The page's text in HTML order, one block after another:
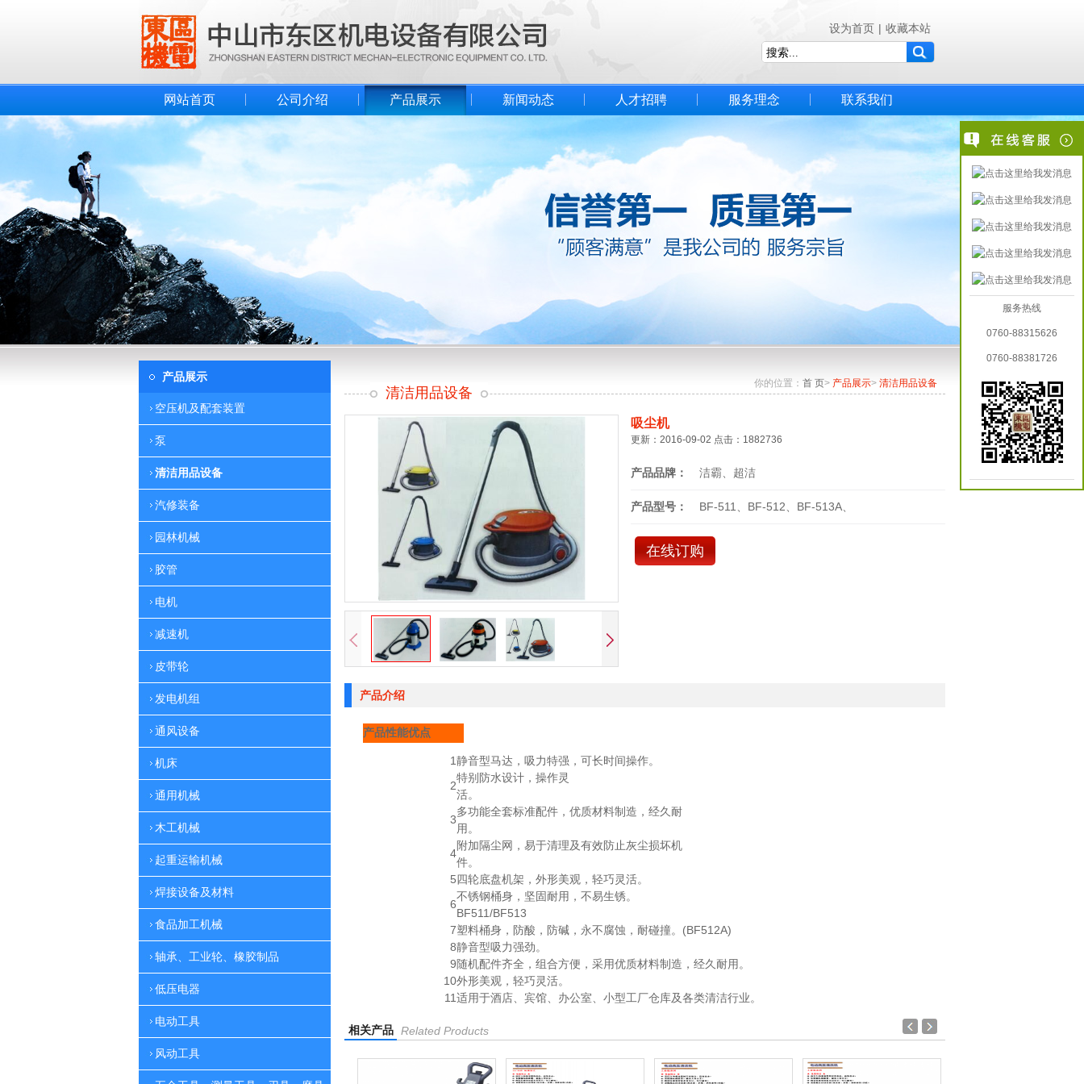
设为首页 | 收藏本站
网站首页 公司介绍 产品展示 新闻动态 人才招聘 服务理念 联系我们
产品展示
空压机及配套装置
泵
清洁用品设备
汽修装备
园林机械
胶管
电机
减速机
皮带轮
发电机组
通风设备
机床
通用机械
木工机械
起重运输机械
焊接设备及材料
食品加工机械
轴承、工业轮、橡胶制品
低压电器
电动工具
风动工具
你的位置： 首 页> 产品展示> 清洁用品设备
清洁用品设备
吸尘机
更新：2016-09-02 点击：1882736
产品品牌： 洁霸、超洁
产品型号： BF-511、BF-512、BF-513A、
在线订购
产品介绍
产品性能优点
1静音型马达，吸力特强，可长时间操作。
2
特别防水设计，操作灵
活。
3
多功能全套标准配件，优质材料制造，经久耐
用。
4
附加隔尘网，易于清理及有效防止灰尘损坏机
件。
5四轮底盘机架，外形美观，轻巧灵活。
6
不锈钢桶身，坚固耐用，不易生锈。
BF511/BF513
7塑料桶身，防酸，防碱，永不腐蚀，耐碰撞。(BF512A)
8静音型吸力强劲。
9随机配件齐全，组合方便，采用优质材料制造，经久耐用。
10外形美观，轻巧灵活。
11适用于酒店、宾馆、办公室、小型工厂仓库及各类清洁行业。
相关产品 Related Products
服务热线
0760-88315626
0760-88381726